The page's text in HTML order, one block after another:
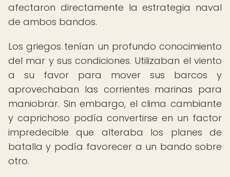
afectaron directamente la estrategia naval
de ambos bandos.
Los griegos tenían un profundo conocimiento
del mar y sus condiciones. Utilizaban el viento
a su favor para mover sus barcos y
aprovechaban las corrientes marinas para
maniobrar. Sin embargo, el clima cambiante
y caprichoso podía convertirse en un factor
impredecible que alteraba los planes de
batalla y podía favorecer a un bando sobre
otro.